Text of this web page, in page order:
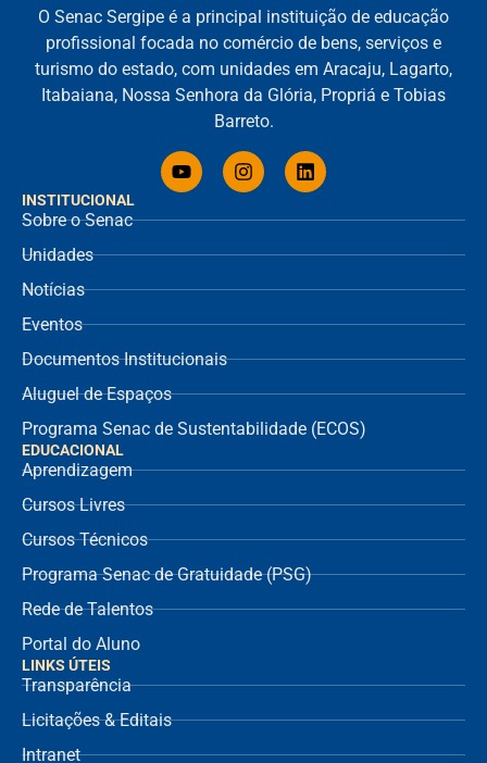
INSTITUCIONAL
Sobre o Senac
Unidades
Notícias
Eventos
Documentos Institucionais
Aluguel de Espaços
Programa Senac de Sustentabilidade (ECOS)
EDUCACIONAL
Aprendizagem
Cursos Livres
Cursos Técnicos
Programa Senac de Gratuidade (PSG)
Rede de Talentos
Portal do Aluno
O Senac Sergipe é a principal instituição de educação
profissional focada no comércio de bens, serviços e
turismo do estado, com unidades em Aracaju, Lagarto,
Itabaiana, Nossa Senhora da Glória, Propriá e Tobias
Barreto.
LINKS ÚTEIS
Transparência
Licitações & Editais
Intranet